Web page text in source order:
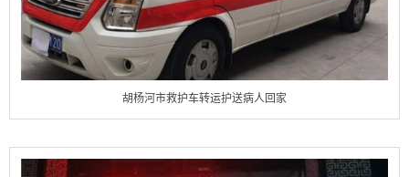
胡杨河市救护车转运护送病人回家